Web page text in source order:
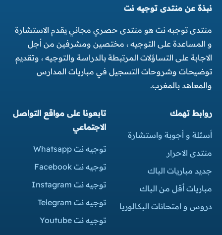
نبذة عن منتدى توجيه نت
منتدى توجبه نت هو منتدى حصري مجاني يقدم الاستشارة
و المساعدة على التوجيه ، مختصين ومشرفين من أجل
الاجابة على التساؤلات المرتبطة بالدراسة والتوجيه ، وتقديم
توضيحات وشروحات التسجيل في مباريات المدارس
والمعاهد بالمغرب.
روابط تهمك
أسئلة و أجوبة واستشارة
منتدى الاحرار
جديد مباريات الباك
مباريات أقل من الباك
دروس و امتحانات البكالوريا
تابعونا على مواقع التواصل
الاجتماعي
توجيه نت Whatsapp
توجيه نت Facebook
توجيه نت Instagram
توجيه نت Telegram
توجيه نت Youtube